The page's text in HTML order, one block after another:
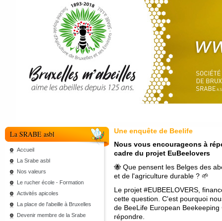
La SRABE asbl
Accueil
La Srabe asbl
Nos valeurs
Le rucher école - Formation
Activités apicoles
La place de l'abeille à Bruxelles
Devenir membre de la Srabe
Une enquête de Beelife
Nous vous encourageons à
cadre du projet EuBeelovers
🐝 Que pensent les Belges des
et de l'agriculture durable ? 🌱
Le projet #EUBEELOVERS,
cette question. C'est pourquoi
de BeeLife European
répondre.